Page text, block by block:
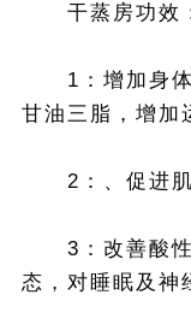
干蒸房功效
1：增加身体
甘油三脂，增加
2：、促进肌
3：改善酸性
态，对睡眠及神